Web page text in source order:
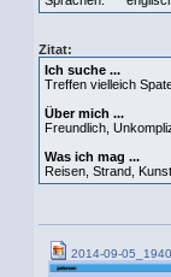
Zitat:
Ich suche ...
Treffen vielleich
Über mich ...
Freundlich,
Was ich mag ...
Reisen, Strand,
2014-09-